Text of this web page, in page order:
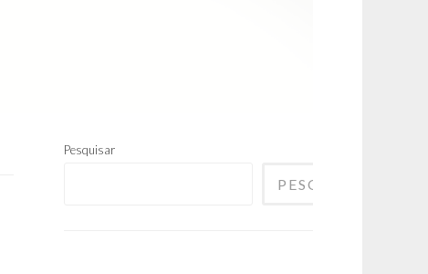
Pesquisar
PESQUISAR